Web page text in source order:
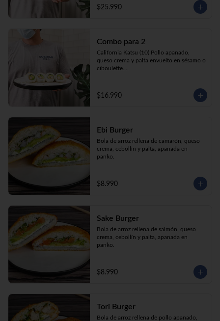
cebollín, envuelto en ciboulette o sesamo.
Tempura ebi avocado (10) Camarón
queso crema y palta envuelto en sésamo o
ciboulette.
Gyosas a elección (5u) + Bebida 1.5lt a
elección
**Imagen Referencial**
$25.990
Combo para 2
California Katsu (10) Pollo apanado,
queso crema y palta envuelto en sésamo o
ciboulette.
en palta.
Gyosas a elección  (5u)  + 2 bebidas
**Imagen Referencial**
$16.990
Ebi Burger
Bola de arroz rellena de camarón, queso
crema, cebollín y palta, apanada en
panko.
$8.990
Sake Burger
Bola de arroz rellena de salmón, queso
crema, cebollín y palta, apanada en
panko.
$8.990
Tori Burger
Bola de arroz rellena de pollo apanado,